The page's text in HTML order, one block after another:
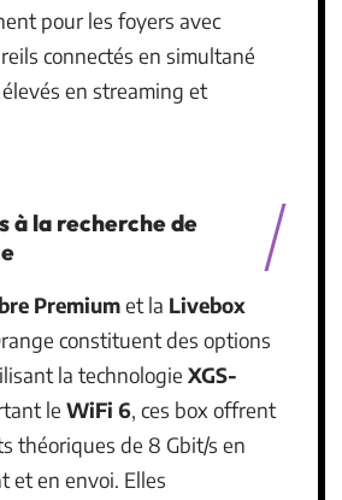
pour les foyers avec
connectés en simultané
en streaming et
à la recherche de
Premiumet la Livebox
constituent des options
la technologie XGS-
le WiFi 6, ces box offrent
théoriques de 8 Gbit/s en
et en envoi. Elles